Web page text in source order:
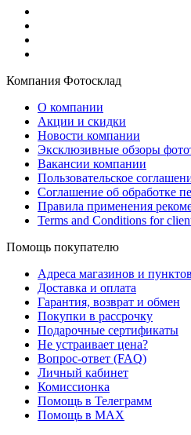
Компания Фотосклад
О компании
Акции и скидки
Новости компании
Эксклюзивные обзоры
Вакансии компании
Пользовательское
Соглашение об обработке
Правила применения
Terms and Conditions for
Помощь покупателю
Адреса магазинов и
Доставка и оплата
Гарантия, возврат и обмен
Покупки в рассрочку
Подарочные сертификаты
Не устраивает цена?
Вопрос-ответ (FAQ)
Личный кабинет
Комиссионка
Помощь в Телеграмм
Помощь в MAX